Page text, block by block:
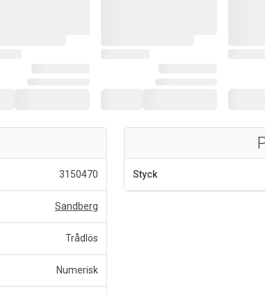
3150470
Sandberg
Trådlös
Numerisk
Styck